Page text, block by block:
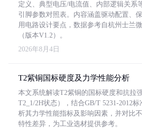
定义、典型电压/电流值、内部逻辑关系
引脚参数对照表。内容涵盖驱动配置、
用电路设计要点，数据参考自杭州士兰
（版本V1.2）。
2026年8月4日
T2紫铜国标硬度及力学性能分析
本文系统解读T2紫铜的国标硬度和抗拉
T2_1/2H状态），结合GB/T 5231-2012
析其力学性能指标及影响因素，并对比
特性差异，为工业选材提供参考。